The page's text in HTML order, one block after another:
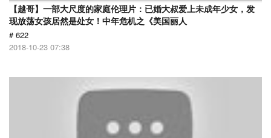
【越哥】一部大尺度的家庭伦理片：已婚大叔爱上未成年少女，发
现放荡女孩居然是处女！中年危机之《美国丽人
# 622
2018-10-23 07:38